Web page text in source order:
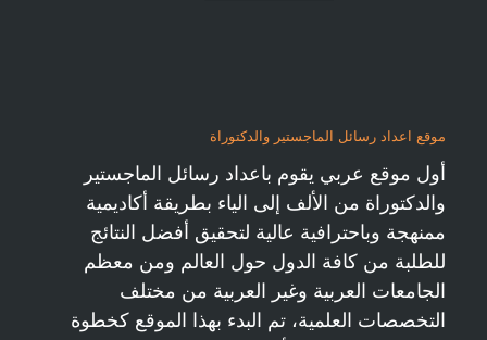
موقع اعداد رسائل الماجستير والدكتوراة
أول موقع عربي يقوم باعداد رسائل الماجستير
والدكتوراة من الألف إلى الياء بطريقة أكاديمية
ممنهجة وباحترافية عالية لتحقيق أفضل النتائج
للطلبة من كافة الدول حول العالم ومن معظم
الجامعات العربية وغير العربية من مختلف
التخصصات العلمية، تم البدء بهذا الموقع كخطوة